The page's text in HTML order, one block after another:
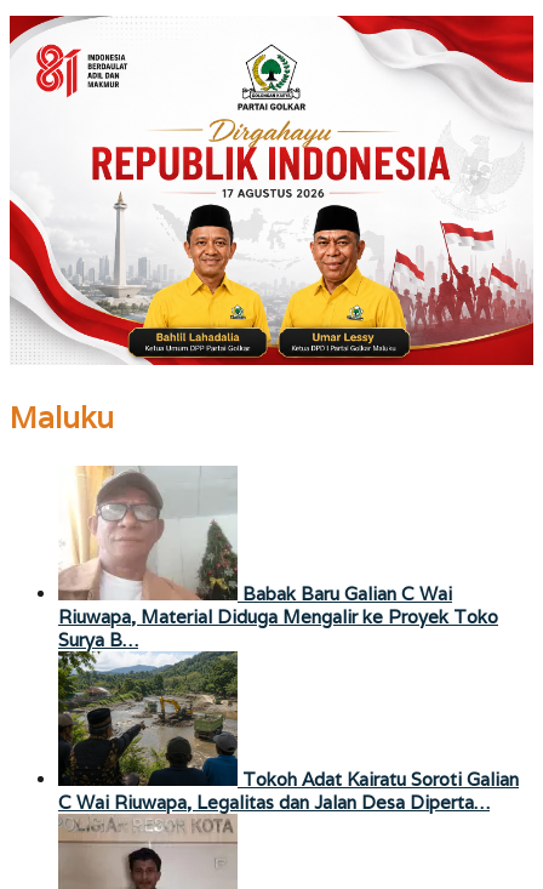
Maluku
Babak Baru Galian C Wai
Riuwapa, Material Diduga Mengalir ke Proyek Toko
Surya B…
Tokoh Adat Kairatu Soroti Galian
C Wai Riuwapa, Legalitas dan Jalan Desa Diperta…